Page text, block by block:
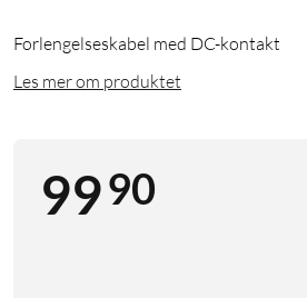
Forlengelseskabel med DC-kontakt
Les mer om produktet
9990